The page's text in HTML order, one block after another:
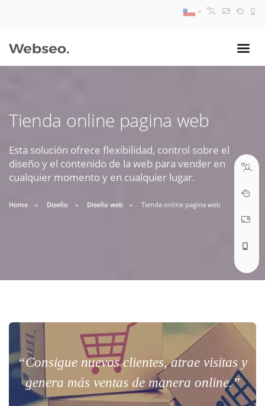
Tienda online pagina web
Esta solución ofrece flexibilidad, control sobre el
diseño y el contenido de la web para vender en
cualquier momento y en cualquier lugar.
Home Diseño Diseño web Tienda online pagina web
“Consigue nuevos clientes, atrae visitas y
genera más ventas de manera online.”
09:30 AM A 18:30 PM
soporte@webseo.cl
ABRIR TICKET